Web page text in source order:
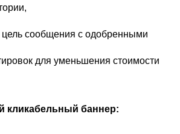
сообщения с одобренными
для уменьшения стоимости
кликабельный баннер: